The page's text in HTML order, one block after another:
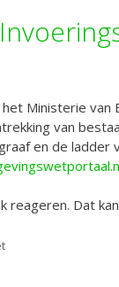
Ministerie
van
en de
reageren. Dat kan